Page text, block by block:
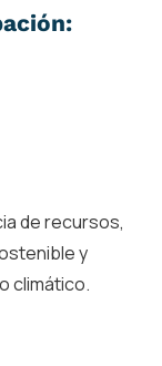
de recursos,
y
climático.